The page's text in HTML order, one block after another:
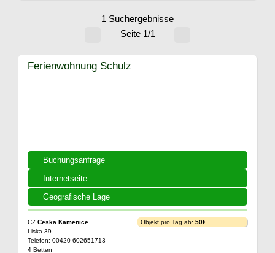
1 Suchergebnisse
Seite 1/1
Buchungsanfrage
Internetseite
Geografische Lage
Ferienwohnung Schulz
CZ Ceska Kamenice
Liska 39
Telefon: 00420 602651713
4 Betten
Objekt pro Tag ab: 50€